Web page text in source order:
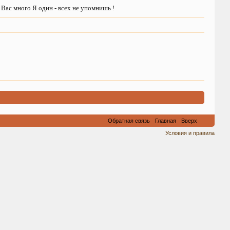
Виталик-рулит
много Я один - всех не упомнишь !
Обратная связь Главная
Вверх
Условия и правила